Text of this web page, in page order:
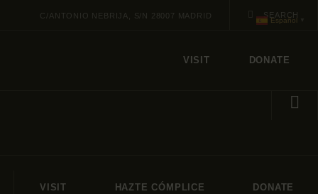
C/ANTONIO NEBRIJA, S/N 28007 MADRID
VISIT DONATE
VISIT HAZTE CÓMPLICE DONATE
Español